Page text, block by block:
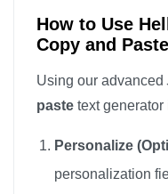
ハローキティ
ハローキティ
ハローキティ
ハローキティ
ハローキティ
ハローキティ
How to Use
Copy and
Using our advanced
paste text generator
Personalize
personalization